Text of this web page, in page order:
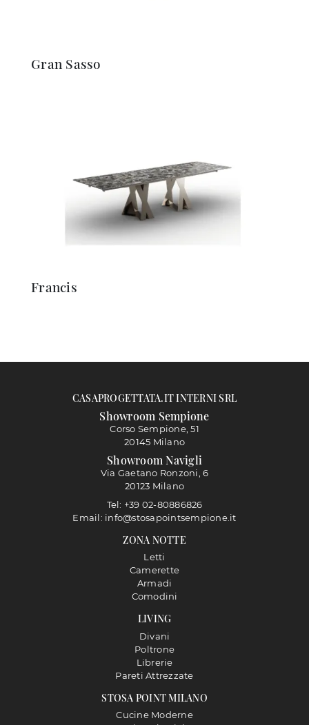
Gran Sasso
Francis
STOSA POINT MILANO
Cucine Moderne
LIVING
Divani
Poltrone
Librerie
Pareti Attrezzate
ZONA NOTTE
Letti
Camerette
Armadi
Comodini
CASAPROGETTATA.IT INTERNI SRL
Showroom Sempione
Corso Sempione, 51
20145 Milano
Showroom Navigli
Via Gaetano Ronzoni, 6
20123 Milano
Tel: +39 02-80886826
Email: info@stosapointsempione.it